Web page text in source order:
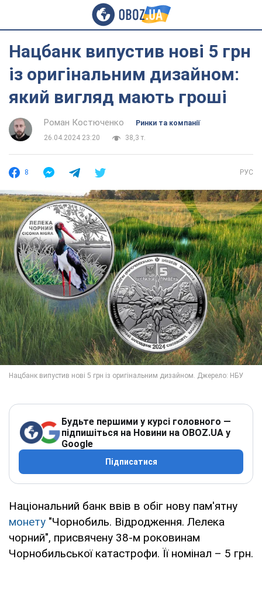
Нацбанк випустив нові 5 грн
із оригінальним дизайном:
який вигляд мають гроші
Роман Костюченко
Ринки та компанії
26.04.2024 23:20
38,3 т.
8 РУС
Будьте першими у курсі головного —
підпишіться на Новини на OBOZ.UA у
Google
Підписатися
Національний банк ввів в обіг нову пам'ятну
монету "Чорнобиль. Відродження. Лелека
чорний", присвячену 38-м роковинам
Чорнобильської катастрофи. Її номінал – 5 грн.